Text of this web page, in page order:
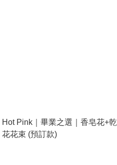
Hot Pink｜畢業之選｜香皂花+乾
花花束 (預訂款)